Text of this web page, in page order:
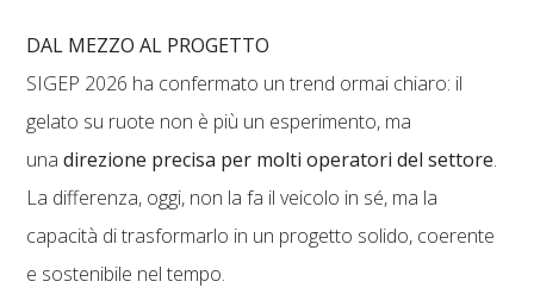
DAL MEZZO AL PROGETTO
SIGEP 2026 ha confermato un trend ormai chiaro: il
gelato su ruote non è più un esperimento, ma
unadirezione precisa per molti operatori del settore.
La differenza, oggi, non la fa il veicolo in sé, ma la
capacità di trasformarlo in un progetto solido, coerente
e sostenibile nel tempo.